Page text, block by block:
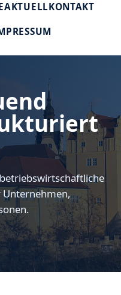
AKTUELLKONTAKT